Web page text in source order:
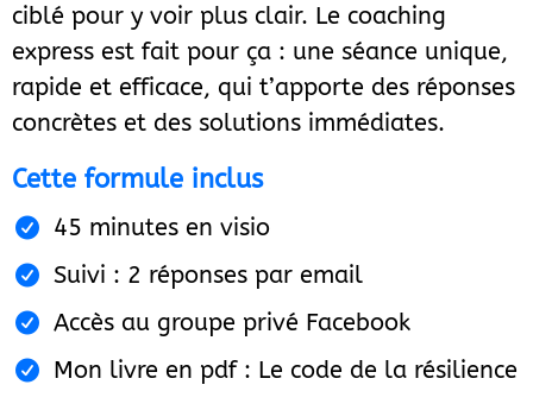
ciblé pour y voir plus clair. Le coaching
express est fait pour ça : une séance unique,
rapide et efficace, qui t’apporte des réponses
concrètes et des solutions immédiates.
Cette formule inclus
45 minutes en visio
Suivi : 2 réponses par email
Accès au groupe privé Facebook
Mon livre en pdf : Le code de la résilience